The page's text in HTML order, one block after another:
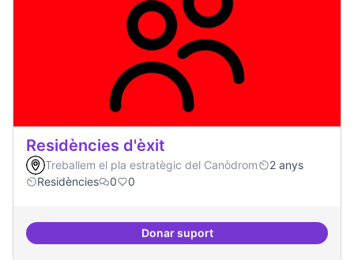
Residències d'èxit
Treballem el pla estratègic del Canòdrom
2 anys
Residències
0 0
Donar suportResidències d'èxit